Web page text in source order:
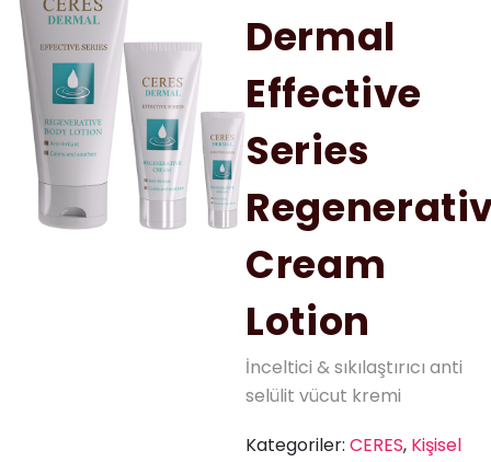
Dermal
Effective
Series
Cream
Lotion
İnceltici & sıkılaştırıcı anti
selülit vücut kremi
Kategoriler: CERES, Kişisel